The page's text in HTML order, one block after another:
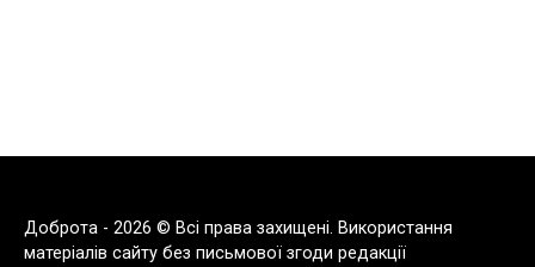
Доброта - 2026 © Всі права захищені. Використання
матеріалів сайту без письмової згоди редакції